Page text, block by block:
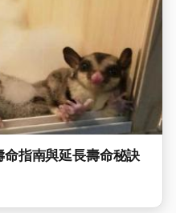
指南與延長壽命秘訣